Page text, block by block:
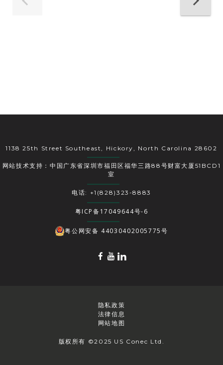
1138 25th Street Southeast, Hickory, North Carolina 28602
网站技术支持：中国广东省深圳市福田区福华三路88号财富大厦51BCD1
室
电话: +1(828)323-8883
粤ICP备17049644号-6
粤公网安备 44030402005775号
版权所有 ©2025 US Conec Ltd.
隐私政策
法律信息
网站地图